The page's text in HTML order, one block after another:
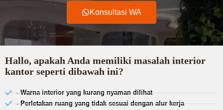
Konsultasi WA
Hallo, apakah Anda memiliki masalah interior
kantor seperti dibawah ini?
- Warna interior yang kurang nyaman dilihat
- Perletakan ruang yang tidak sesuai dengan alur kerja